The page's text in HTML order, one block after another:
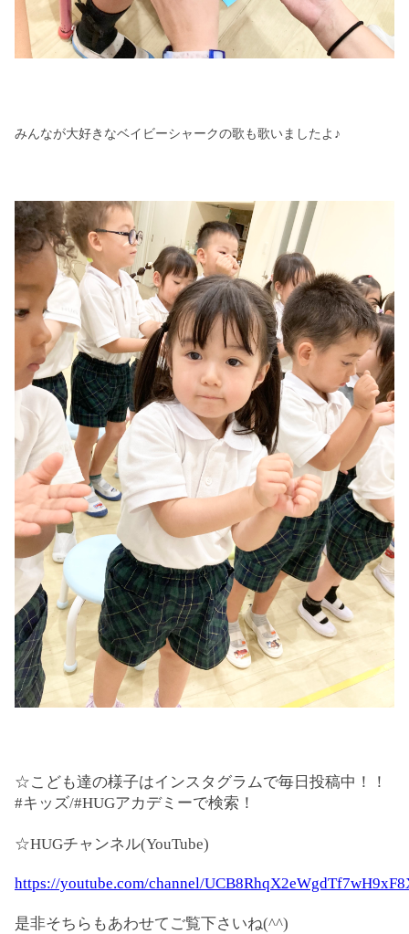
みんなが大好きなベイビーシャークの歌も歌いましたよ♪
☆こども達の様子はインスタグラムで毎日投稿中！！
#キッズ/#HUGアカデミーで検索！
☆HUGチャンネル(YouTube)
https://youtube.com/channel/
是非そちらもあわせてご覧下さいね(^^)